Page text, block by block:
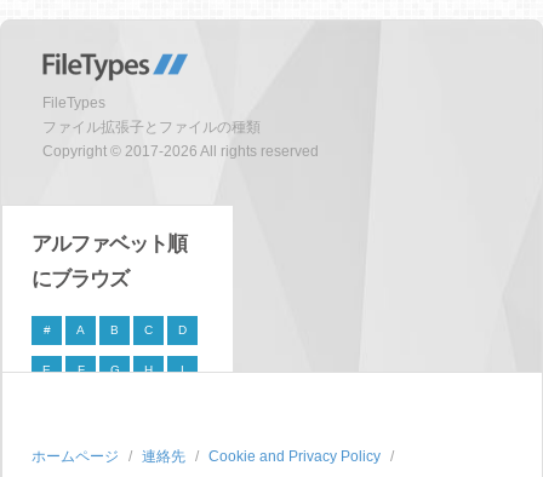
FileTypes
ファイル拡張子とファイルの種類
Copyright © 2017-2026 All rights reserved
アルファベット順
にブラウズ
# A B C D
E F G H I
P Q R S
ホームページ 連絡先 Cookie and Privacy Policy